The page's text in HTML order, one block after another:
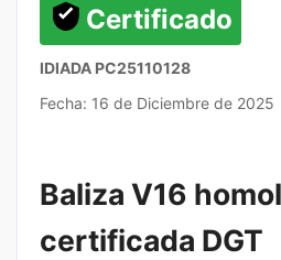
Certificado
IDIADA PC25110128
Fecha: 16 de Diciembre de 2025
Baliza V16
certificada DGT